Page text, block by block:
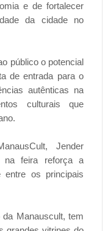
e de fortalecer
da cidade no
público o potencial
de entrada para o
autênticas na
culturais que
Jender
na feira reforça a
entre os principais
Manauscult, tem